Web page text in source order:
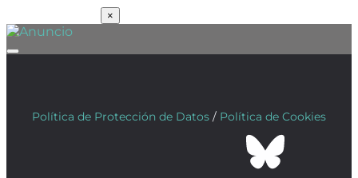
×
Política de Protección de Datos / Política de Cookies